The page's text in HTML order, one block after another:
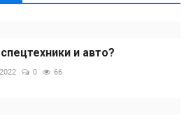
и авто?
0 66